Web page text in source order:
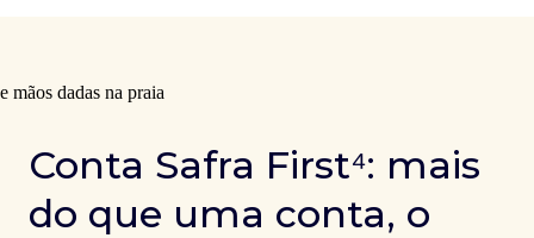
Conta Safra First⁴: mais
do que uma conta, o